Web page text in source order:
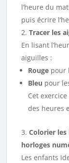
l’heure du
puis écrire
Tracer les
En lisant
aiguilles :
Rouge pour
Bleu pour
Cet
des heures
Colorier
horloges
Les enfants